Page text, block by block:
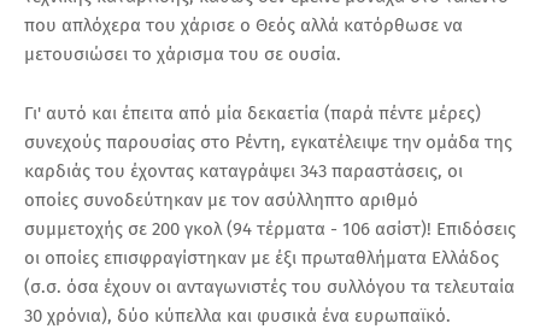
που απλόχερα του χάρισε ο Θεός αλλά κατόρθωσε να
μετουσιώσει το χάρισμα του σε ουσία.
Γι' αυτό και έπειτα από μία δεκαετία (παρά πέντε μέρες)
συνεχούς παρουσίας στο Ρέντη, εγκατέλειψε την ομάδα της
καρδιάς του έχοντας καταγράψει 343 παραστάσεις, οι
οποίες συνοδεύτηκαν με τον ασύλληπτο αριθμό
συμμετοχής σε 200 γκολ (94 τέρματα - 106 ασίστ)! Επιδόσεις
οι οποίες επισφραγίστηκαν με έξι πρωταθλήματα Ελλάδος
(σ.σ. όσα έχουν οι ανταγωνιστές του συλλόγου τα τελευταία
30 χρόνια), δύο κύπελλα και φυσικά ένα ευρωπαϊκό.